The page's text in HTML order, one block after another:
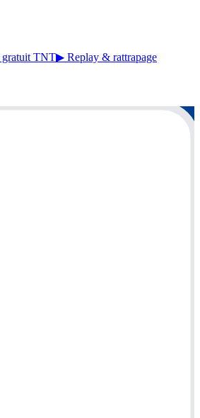
TNT▶ Replay & rattrapage